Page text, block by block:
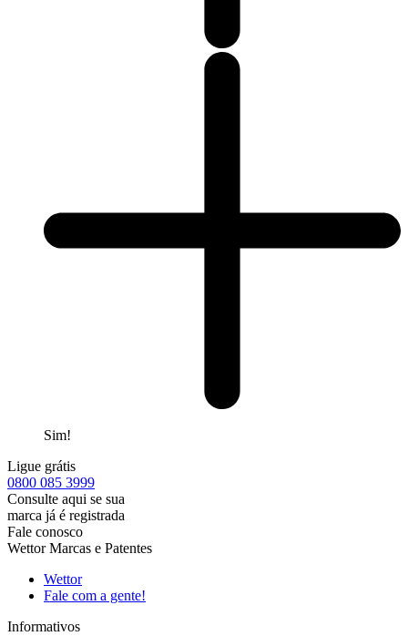
Sim!
Ligue grátis
0800 085 3999
Consulte aqui se sua
marca já é registrada
Fale conosco
Wettor Marcas e Patentes
Wettor
Fale com a gente!
Informativos